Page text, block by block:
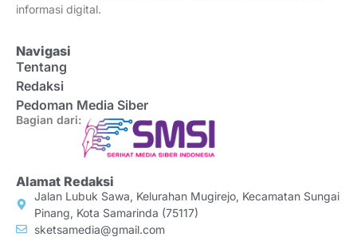
informasi digital.
Navigasi
Tentang
Redaksi
Pedoman Media Siber
Bagian dari:
Alamat Redaksi
Jalan Lubuk Sawa, Kelurahan Mugirejo, Kecamatan Sungai
Pinang, Kota Samarinda (75117)
sketsamedia@gmail.com